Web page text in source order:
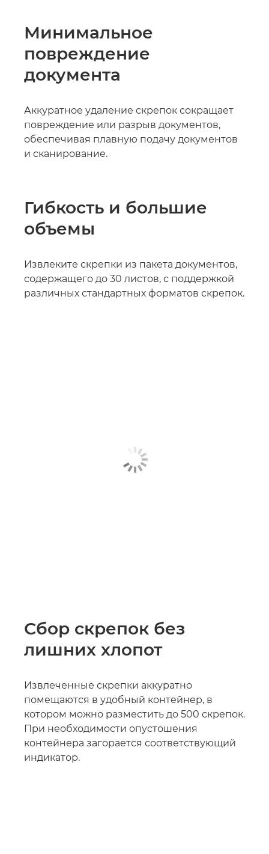
Минимальное
повреждение
документа
Аккуратное удаление скрепок сокращает
повреждение или разрыв документов,
обеспечивая плавную подачу документов
и сканирование.
Гибкость и большие
объемы
Извлеките скрепки из пакета документов,
содержащего до 30 листов, с поддержкой
различных стандартных форматов скрепок.
Сбор скрепок без
лишних хлопот
Извлеченные скрепки аккуратно
помещаются в удобный контейнер, в
котором можно разместить до 500 скрепок.
При необходимости опустошения
контейнера загорается соответствующий
индикатор.